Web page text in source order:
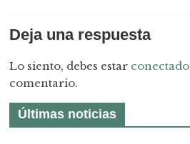
Deja una respuesta
Lo siento, debes estar conectado
comentario.
Últimas noticias